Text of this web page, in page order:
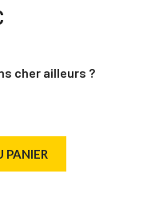
cher ailleurs ?
PANIER